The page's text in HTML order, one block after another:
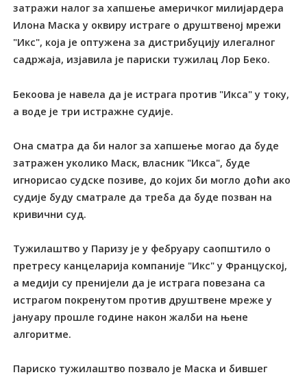
затражи налог за хапшење америчког милијардера
Илона Маска у оквиру истраге о друштвеној мрежи
"Икс", која је оптужена за дистрибуцију илегалног
садржаја, изјавила је париски тужилац Лор Беко.
Бекоова је навела да је истрага против "Икса" у току,
а воде је три истражне судије.
Она сматра да би налог за хапшење могао да буде
затражен уколико Маск, власник "Икса", буде
игнорисао судске позиве, до којих би могло доћи ако
судије буду сматрале да треба да буде позван на
кривични суд.
Тужилаштво у Паризу је у фебруару саопштило о
претресу канцеларија компаније "Икс" у Француској,
а медији су пренијели да је истрага повезана са
истрагом покренутом против друштвене мреже у
јануару прошле године након жалби на њене
алгоритме.
Париско тужилаштво позвало је Маска и бившег